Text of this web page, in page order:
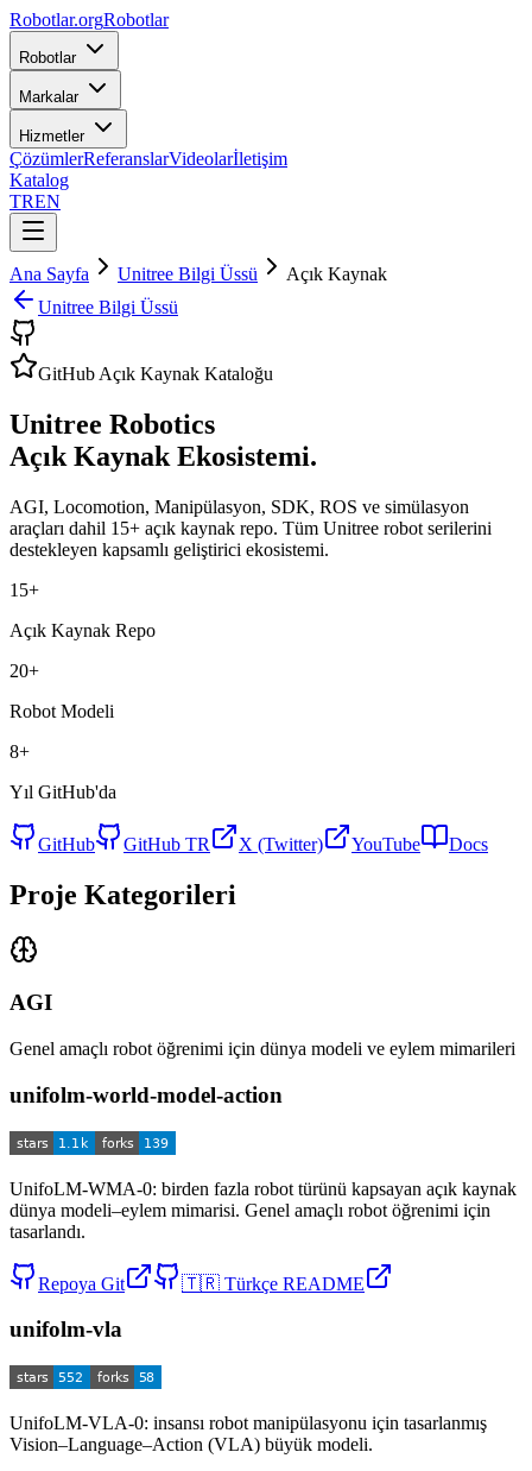
Robotlar.orgRobotlar
Robotlar
Markalar
Hizmetler
ÇözümlerReferanslarVideolarİletişim
Katalog
TREN
Ana Sayfa Unitree Bilgi Üssü
Açık Kaynak
Unitree Bilgi Üssü
GitHub Açık Kaynak Kataloğu
Unitree Robotics
Açık Kaynak Ekosistemi.
AGI, Locomotion, Manipülasyon, SDK, ROS ve simülasyon
araçları dahil 15+ açık kaynak repo. Tüm Unitree robot serilerini
destekleyen kapsamlı geliştirici ekosistemi.
15+
Açık Kaynak Repo
20+
Robot Modeli
8+
Yıl GitHub'da
GitHub GitHub TR X (Twitter) YouTube Docs
Proje Kategorileri
AGI
Genel amaçlı robot öğrenimi için dünya modeli ve eylem mimarileri
unifolm-world-model-action
UnifoLM-WMA-0: birden fazla robot türünü kapsayan açık kaynak
dünya modeli–eylem mimarisi. Genel amaçlı robot öğrenimi için
tasarlandı.
Repoya Git 🇹🇷 Türkçe README
unifolm-vla
UnifoLM-VLA-0: insansı robot manipülasyonu için tasarlanmış
Vision–Language–Action (VLA) büyük modeli.